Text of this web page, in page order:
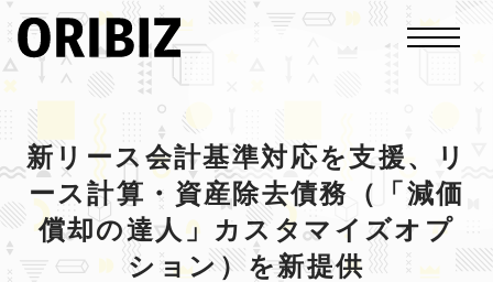
新リース会計基準対応を支援、リ
ース計算・資産除去債務（「減価
償却の達人」カスタマイズオプ
ション）を新提供